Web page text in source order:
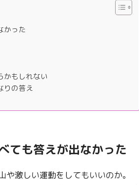
かった
かもしれない
りの答え
ても答えが出なかった
激しい運動をしてもいいのか。